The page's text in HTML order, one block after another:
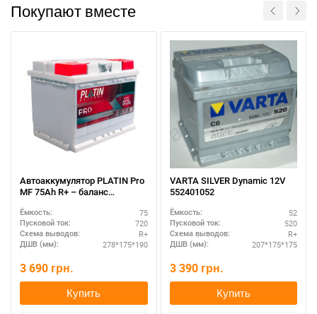
Покупают вместе
Автоаккумулятор PLATIN Pro
MF 75Ah R+ – баланс
Ёмкость: 75
Пусковой ток: 720
Схема выводов: R+
ДШВ (мм): 278*175*190
3 690 грн.
Купить
VARTA SILVER Dynamic 12V
552401052
Ёмкость: 52
Пусковой ток: 520
Схема выводов: R+
ДШВ (мм): 207*175*175
3 390 грн.
Купить